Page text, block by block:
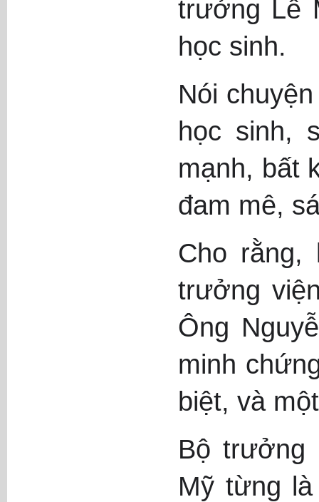
trưởng Lê
học sinh.
Nói
học sinh,
mạnh, bất
đam mê,
Cho rằng,
trưởng
Ông
minh
biệt, và
Bộ trưởng
Mỹ từng